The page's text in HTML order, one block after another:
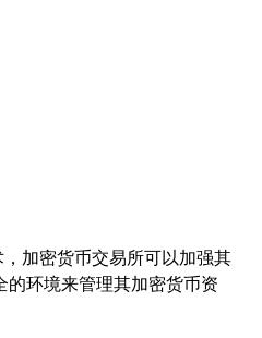
加密货币交易所可以加强其
的环境来管理其加密货币资